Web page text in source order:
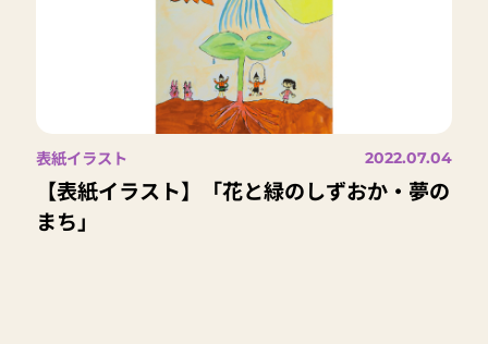
表紙イラスト 2022.07.04
【表紙イラスト】「花と緑のしずおか・夢の
まち」